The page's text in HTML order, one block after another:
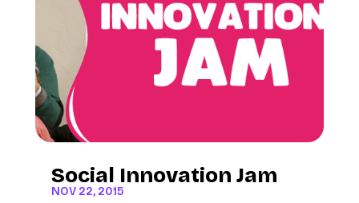
Social Innovation Jam
NOV 22, 2015